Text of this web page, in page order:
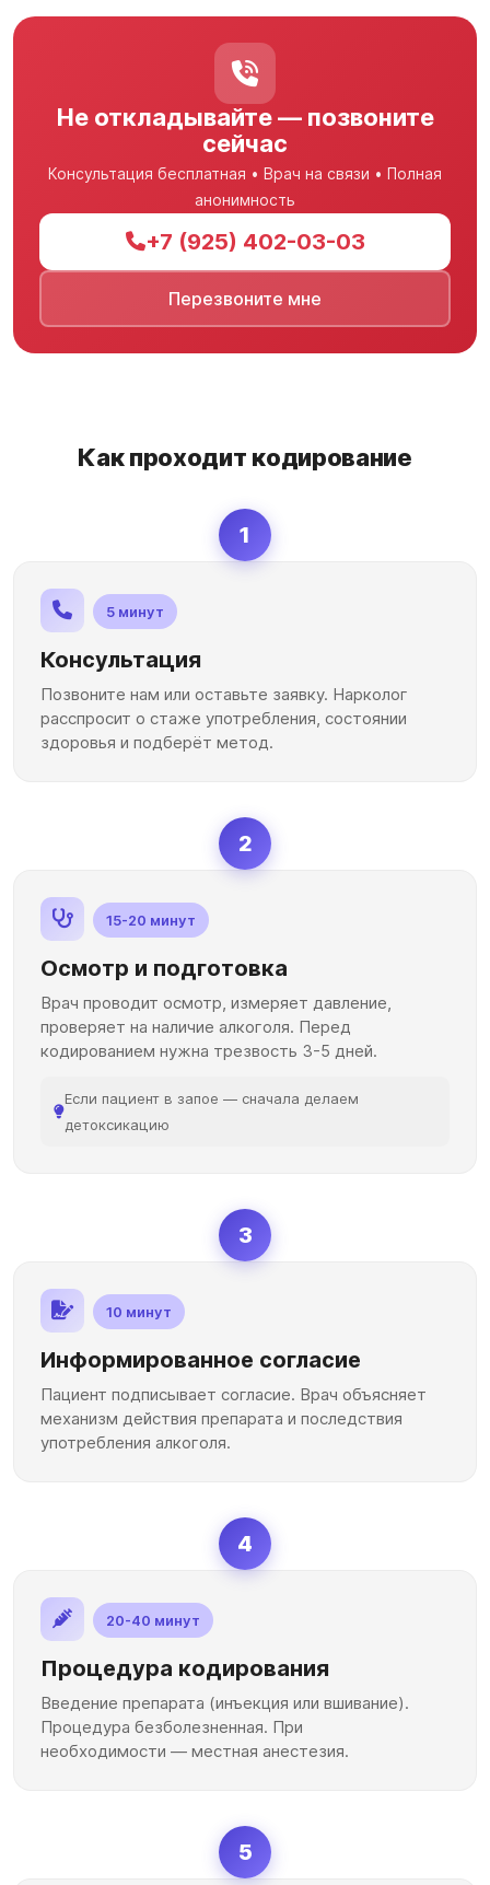
Не откладывайте — позвоните
сейчас
Консультация бесплатная • Врач на связи • Полная
анонимность
+7 (925) 402-03-03
Перезвоните мне
Как проходит кодирование
1
5 минут
Консультация
Позвоните нам или оставьте заявку. Нарколог
расспросит о стаже употребления, состоянии
здоровья и подберёт метод.
2
15-20 минут
Осмотр и подготовка
Врач проводит осмотр, измеряет давление,
проверяет на наличие алкоголя. Перед
кодированием нужна трезвость 3-5 дней.
Если пациент в запое — сначала делаем
детоксикацию
3
10 минут
Информированное согласие
Пациент подписывает согласие. Врач объясняет
механизм действия препарата и последствия
употребления алкоголя.
4
20-40 минут
Процедура кодирования
Введение препарата (инъекция или вшивание).
Процедура безболезненная. При
необходимости — местная анестезия.
5